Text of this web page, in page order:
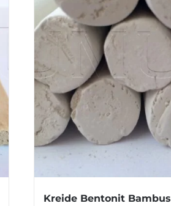
Kreide Bentonit Bambus